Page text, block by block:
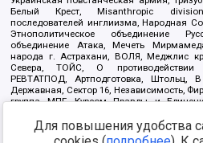
Белый Крест, Misanthropic
последователей инглиизма, Народная
Этнополитическое объединение
объединение Атака, Мечеть
народа г. Астрахани, ВОЛЯ, Меджлис
Севера, ТОЙС, О противодействии
РЕВТАТПОД, Артподготовка, Штольц,
Державная, Сектор 16, Независимость,
группа МПГ, Курсом Правды и
Благотворительный пансионат Ак
Арестантское уголовное единство,
Для повышения удобства